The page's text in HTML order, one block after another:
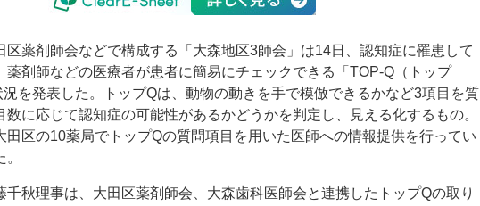
薬剤師会などで構成する「大森地区3師会」は14日、認知症に罹患して
薬剤師などの医療者が患者に簡易にチェックできる「TOP-Q（トップ
を発表した。トップQは、動物の動きを手で模倣できるかなど3項目を質
数に応じて認知症の可能性があるかどうかを判定し、見える化するもの。
田区の10薬局でトップQの質問項目を用いた医師への情報提供を行ってい
秋理事は、大田区薬剤師会、大森歯科医師会と連携したトップQの取り